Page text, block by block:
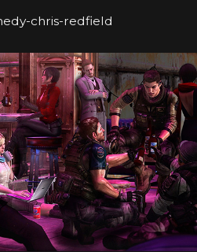
chris-redfield